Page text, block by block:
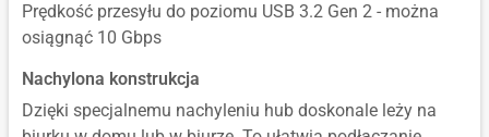
Prędkość przesyłu do poziomu USB 3.2 Gen 2 - można
osiągnąć 10 Gbps
Nachylona konstrukcja
Dzięki specjalnemu nachyleniu hub doskonale leży na